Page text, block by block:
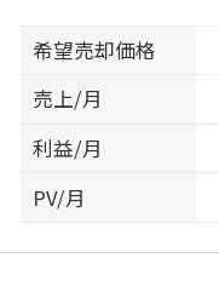
希望売却価格
売上/月
利益/月
PV/月